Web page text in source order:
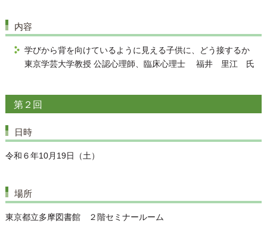
内容
学びから背を向けているように見える子供に、どう接するか
東京学芸大学教授 公認心理師、臨床心理士 福井 里江 氏
第２回
日時
令和６年10月19日（土）
場所
東京都立多摩図書館 ２階セミナールーム